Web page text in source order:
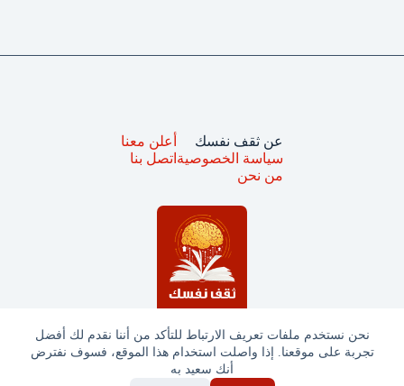
نحن نستخدم ملفات تعريف الارتباط للتأكد من أننا نقدم لك أفضل
تجربة على موقعنا. إذا واصلت استخدام هذا الموقع، فسوف نفترض
أنك سعيد به
جميع الحقوق محفوظة © ثقف نفسك 2025
عن ثقف نفسك
سياسة الخصوصية
من نحن
أعلن معنا
اتصل بنا